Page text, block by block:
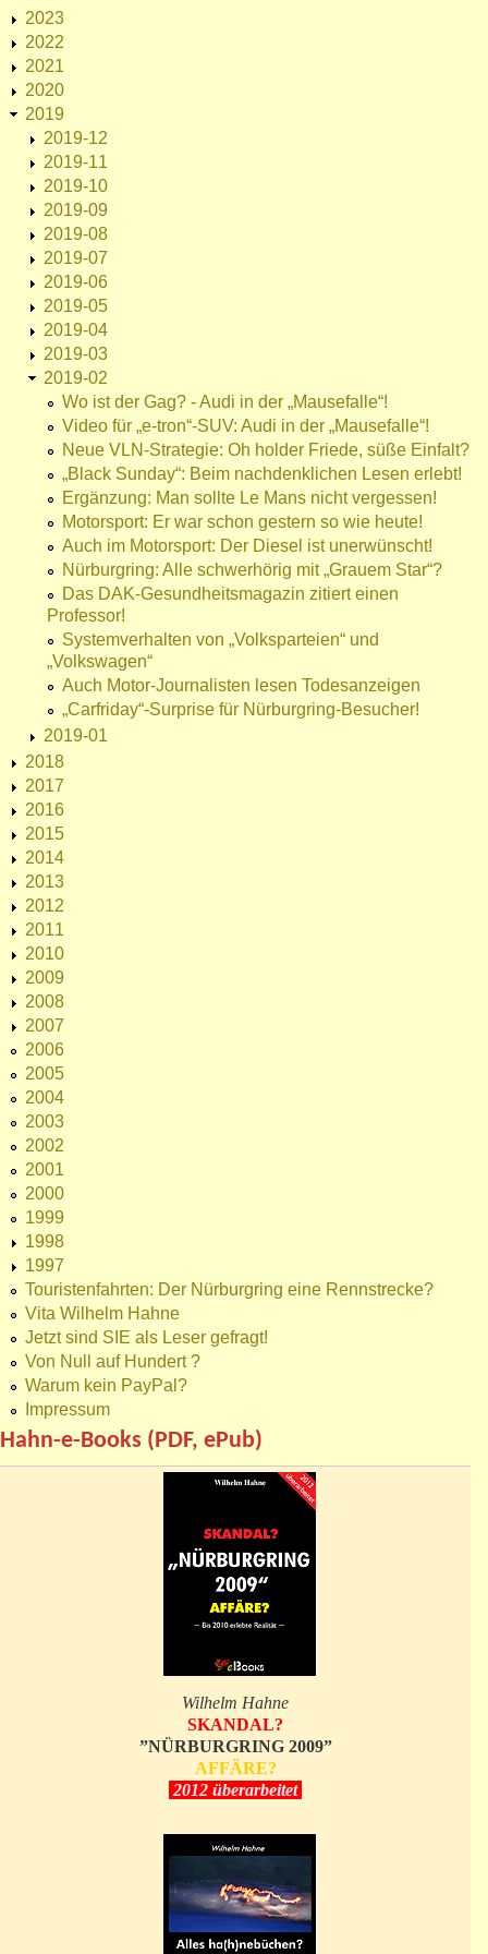
2023
2022
2021
2020
2019
2019-12
2019-11
2019-10
2019-09
2019-08
2019-07
2019-06
2019-05
2019-04
2019-03
2019-02
Wo ist der Gag? - Audi in der „Mausefalle“!
Video für „e-tron“-SUV: Audi in der „Mausefalle“!
Neue VLN-Strategie: Oh holder Friede, süße Einfalt?
„Black Sunday“: Beim nachdenklichen Lesen erlebt!
Ergänzung: Man sollte Le Mans nicht vergessen!
Motorsport: Er war schon gestern so wie heute!
Auch im Motorsport: Der Diesel ist unerwünscht!
Nürburgring: Alle schwerhörig mit „Grauem Star“?
Das DAK-Gesundheitsmagazin zitiert einen
Professor!
Systemverhalten von „Volksparteien“ und
„Volkswagen“
Auch Motor-Journalisten lesen Todesanzeigen
„Carfriday“-Surprise für Nürburgring-Besucher!
2019-01
2018
2017
2016
2015
2014
2013
2012
2011
2010
2009
2008
2007
2006
2005
2004
2003
2002
2001
2000
1999
1998
1997
Touristenfahrten: Der Nürburgring eine Rennstrecke?
Vita Wilhelm Hahne
Jetzt sind SIE als Leser gefragt!
Von Null auf Hundert ?
Warum kein PayPal?
Impressum
Hahn-e-Books (PDF, ePub)
Wilhelm Hahne
SKANDAL?
”NÜRBURGRING 2009”
AFFÄRE?
2012 überarbeitet